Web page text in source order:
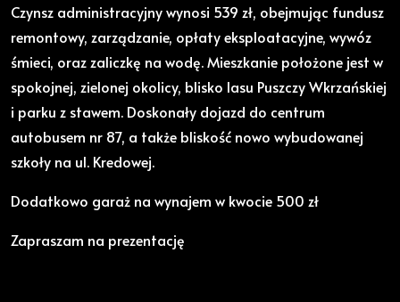
Czynsz administracyjny wynosi 539 zł, obejmując fundusz
remontowy, zarządzanie, opłaty eksploatacyjne, wywóz
śmieci, oraz zaliczkę na wodę. Mieszkanie położone jest w
spokojnej, zielonej okolicy, blisko lasu Puszczy Wkrzańskiej
i parku z stawem. Doskonały dojazd do centrum
autobusem nr 87, a także bliskość nowo wybudowanej
szkoły na ul. Kredowej.
Dodatkowo garaż na wynajem w kwocie 500 zł
Zapraszam na prezentację